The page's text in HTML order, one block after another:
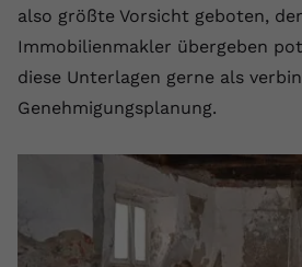
also größte Vorsicht geboten,
Immobilienmakler übergeben
diese Unterlagen gerne als
Genehmigungsplanung.